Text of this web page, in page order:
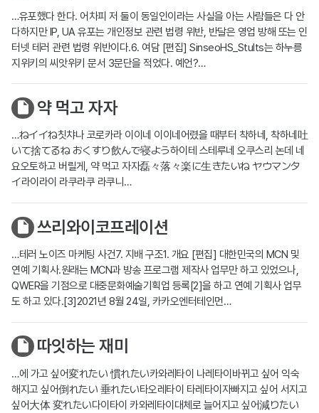
…유포했다 한다. 어차피 저 둘이 동일인이라는 사실을 아는 사람들은 다 안
다하지만 IP, UA 유포는 개인정보 관련 법령 위반, 반달은 영업 방해 또는 인
터넷 테러 관련 법령 위반이다.6. 여담 [편집] SinseoHS_Stults는 하누릉
지위키의 씨앗위키 문서 3문단을 적었다. 예언?…
약 먹고 자자
…ねイイね칫챠나 코로카라 이이네 이이네어렸을 때부터 착하네, 착하네吐
いて捨てるね おくすり飲んで寝よう하이테 스테루네 오쿠스리 논데 네
요오토하고 버릴게, 약 먹고 자자磊々落々楽に生きたいね ヤウマンタ
イ라이라이 라쿠라쿠 라쿠니…
쓰리와이코프레이션
…테러 노이즈 마케팅 사건7. 지배 구조1. 개요 [편집] 대한민국의 MCN 및
연예 기획사.원래는 MCN과 방송 프로그램 제작사 업무만 하고 있었으나,
QWER을 기점으로 대중문화예술기획업 등록[2]을 하고 연예 기획사 업무
도 하고 있다.[3]2021년 8월 24일, 카카오엔터테인먼…
따잇하는 재미
…에 가고 싶어変れたい 慣れたい카와레타이 나레타이바뀌고 싶어 익숙
해지고 싶어倒れたい 垂れたい타오레타이 타레타이자빠지고 싶어 서지고
싶어大体 変れたい다이타이 카와레타이대체로 늘어지고 싶어減りたい